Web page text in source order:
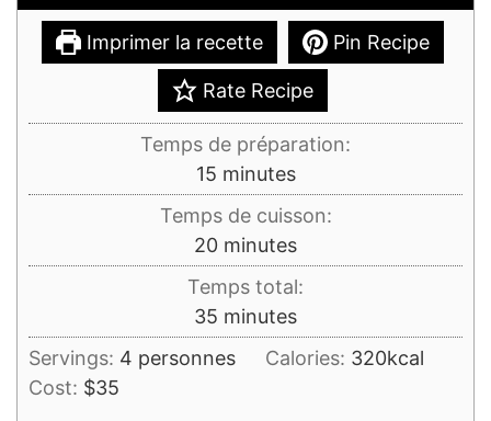
Imprimer la recette Pin Recipe
Rate Recipe
Temps de préparation:
15minutes
minutes
Temps de cuisson:
20minutes
minutes
Temps total:
35 minutes
minutes
Servings: 4 personnes Calories: 320kcal
Cost: $35